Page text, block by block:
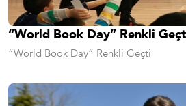
“World Book Day” Renkli
“World Book Day” Renkli Geçti